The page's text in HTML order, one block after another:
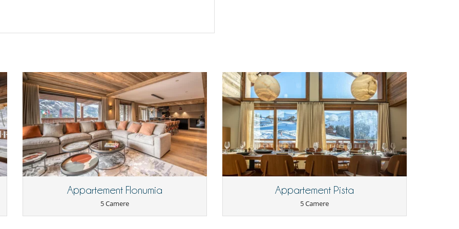
the Rond Point des Pistes, a sought-after spot in Méribel. Enjoy
while being close to all the resort's amenities. Méribel is
warm atmosphere, offering the ideal setting for a memorable
Terrazza(e)
pasti ed altri servizi in opzione comandati sul posto.
essere indirizzate via mail
all’ora locale della casa
25 %
del totale della prenotazione.
%
del totale della prenotazione.
Appartement Flonumia
5 Camere
Appartement Pista
5 Camere